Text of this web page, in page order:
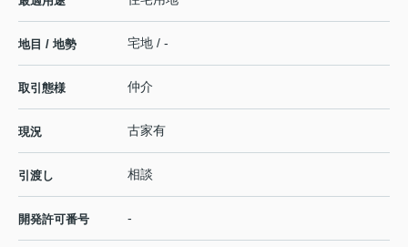
地目 / 地勢 宅地 / -
取引態様 仲介
現況 古家有
引渡し 相談
開発許可番号 -